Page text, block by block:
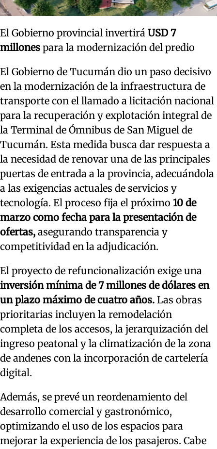
El Gobierno provincial invertirá USD 7
millones para la modernización del predio
El Gobierno de Tucumán dio un paso decisivo
en la modernización de la infraestructura de
transporte con el llamado a licitación nacional
para la recuperación y explotación integral de
la Terminal de Ómnibus de San Miguel de
Tucumán. Esta medida busca dar respuesta a
la necesidad de renovar una de las principales
puertas de entrada a la provincia, adecuándola
a las exigencias actuales de servicios y
tecnología. El proceso fija el próximo 10 de
marzo como fecha para la presentación de
ofertas, asegurando transparencia y
competitividad en la adjudicación.
El proyecto de refuncionalización exige una
inversión mínima de 7 millones de dólares en
un plazo máximo de cuatro años. Las obras
prioritarias incluyen la remodelación
completa de los accesos, la jerarquización del
ingreso peatonal y la climatización de la zona
de andenes con la incorporación de cartelería
digital.
Además, se prevé un reordenamiento del
desarrollo comercial y gastronómico,
optimizando el uso de los espacios para
mejorar la experiencia de los pasajeros. Cabe